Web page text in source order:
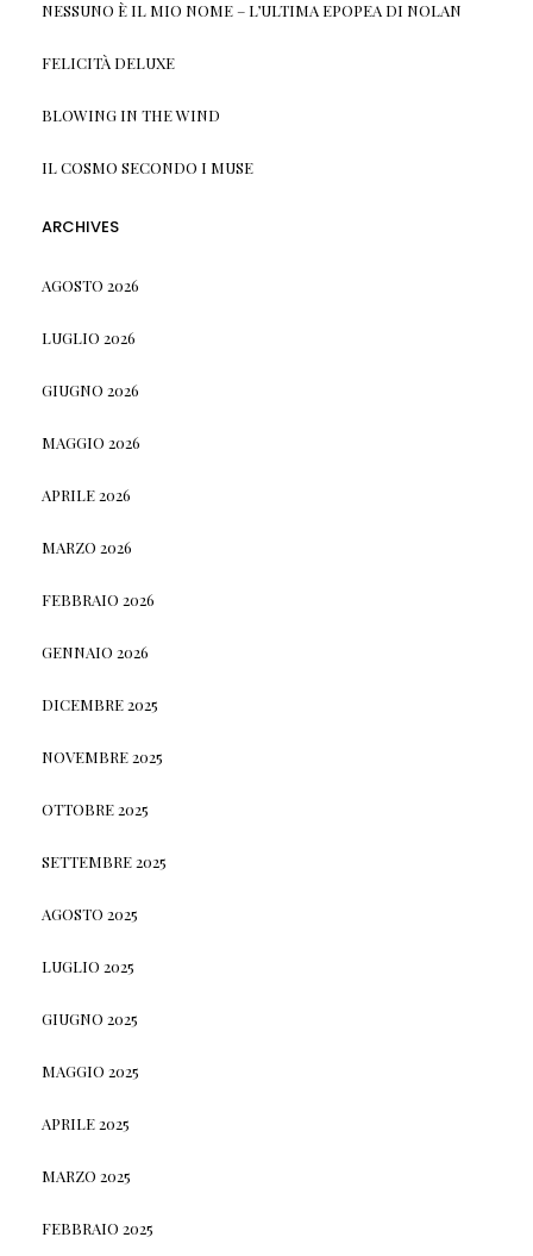
NESSUNO È IL MIO NOME – L’ULTIMA EPOPEA DI NOLAN
FELICITÀ DELUXE
BLOWING IN THE WIND
IL COSMO SECONDO I MUSE
ARCHIVES
AGOSTO 2026
LUGLIO 2026
GIUGNO 2026
MAGGIO 2026
APRILE 2026
MARZO 2026
FEBBRAIO 2026
GENNAIO 2026
DICEMBRE 2025
NOVEMBRE 2025
OTTOBRE 2025
SETTEMBRE 2025
AGOSTO 2025
LUGLIO 2025
GIUGNO 2025
MAGGIO 2025
APRILE 2025
MARZO 2025
FEBBRAIO 2025